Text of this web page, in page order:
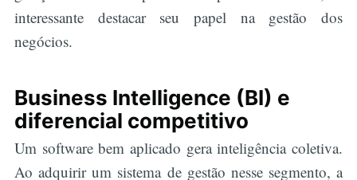
interessante destacar seu papel na gestão dos
negócios.
Business Intelligence (BI) e
diferencial competitivo
Um software bem aplicado gera inteligência coletiva.
Ao adquirir um sistema de gestão nesse segmento, a